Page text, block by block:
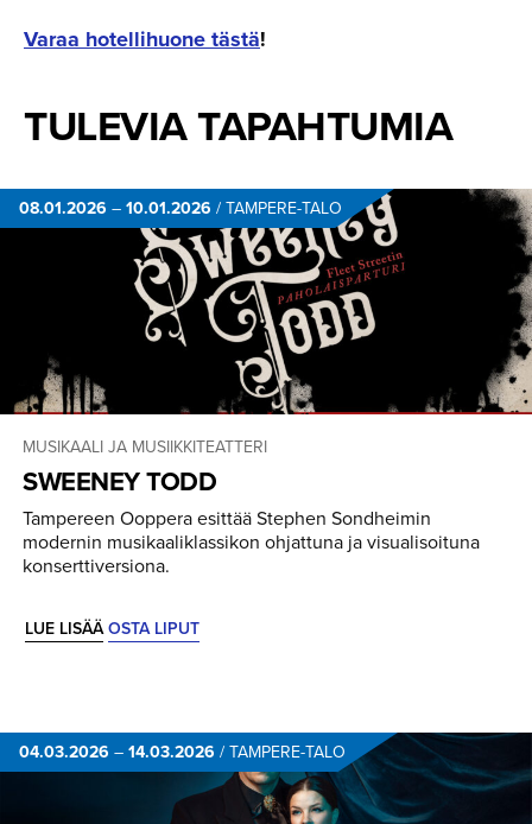
Varaa hotellihuone tästä!
TULEVIA TAPAHTUMIA
08.01.2026 – 10.01.2026 /TAMPERE-TALO
MUSIKAALI JA MUSIIKKITEATTERI
SWEENEY TODD
Tampereen Ooppera esittää Stephen Sondheimin
modernin musikaaliklassikon ohjattuna ja visualisoituna
konserttiversiona.
LUE LISÄÄ OSTA LIPUT
04.03.2026 – 14.03.2026 /TAMPERE-TALO